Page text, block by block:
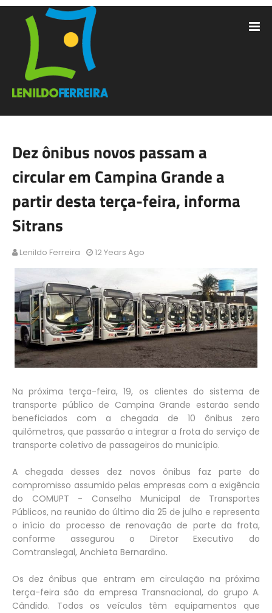
Dez ônibus novos passam a
circular em Campina Grande a
partir desta terça-feira, informa
Sitrans
Lenildo Ferreira 12 Years Ago
Na próxima terça-feira, 19, os clientes do sistema de
transporte público de Campina Grande estarão sendo
beneficiados com a chegada de 10 ônibus zero
quilômetros, que passarão a integrar a frota do serviço de
transporte coletivo de passageiros do município.
A chegada desses dez novos ônibus faz parte do
compromisso assumido pelas empresas com a exigência
do COMUPT - Conselho Municipal de Transportes
Públicos, na reunião do último dia 25 de julho e representa
o início do processo de renovação de parte da frota,
conforme assegurou o Diretor Executivo do
Comtranslegal, Anchieta Bernardino.
Os dez ônibus que entram em circulação na próxima
terça-feira são da empresa Transnacional, do grupo A.
Cândido. Todos os veículos têm equipamentos que